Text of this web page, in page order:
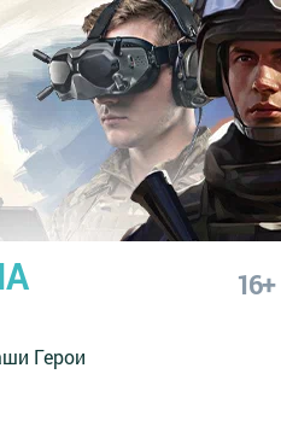
16+
Герои